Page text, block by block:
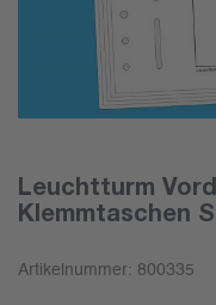
Leuchtturm
Klemmtaschen
Artikelnummer: 800335